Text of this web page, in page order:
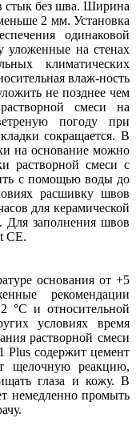
стык без шва. Ширина
2 мм. Установка
одинаковой
уложенные на стенах
климатических
влаж-ность
не позднее чем
смеси на
погоду при
сокращается. В
на основание можно
растворной смеси с
с помощью воды до
расшивку швов
для керамической
Для заполнения швов
СЕ.
основания от +5
рекомендации
°C и относительной
условиях время
растворной смеси
Plus содержит цемент
щелочную реакцию,
глаза и кожу. В
немедленно промыть